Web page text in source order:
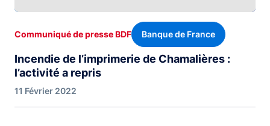
Incendie de l’imprimerie de Chamalières :
l’activité a repris
Communiqué de presse BDF Banque de France
11 Février 2022